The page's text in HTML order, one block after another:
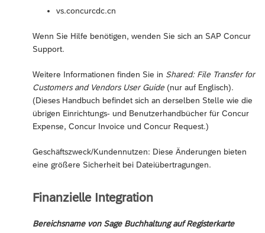
vs.concurcdc.cn
Wenn Sie Hilfe benötigen, wenden Sie sich an SAP Concur
Support.
Weitere Informationen finden Sie in Shared: File Transfer for
Customers and Vendors User Guide (nur auf Englisch).
(Dieses Handbuch befindet sich an derselben Stelle wie die
übrigen Einrichtungs- und Benutzerhandbücher für Concur
Expense, Concur Invoice und Concur Request.)
Geschäftszweck/Kundennutzen: Diese Änderungen bieten
eine größere Sicherheit bei Dateiübertragungen.
Finanzielle Integration
Bereichsname von Sage Buchhaltung auf Registerkarte